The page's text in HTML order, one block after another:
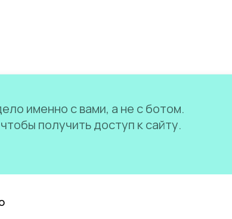
именно с вами, а не с ботом.
получить доступ к сайту.